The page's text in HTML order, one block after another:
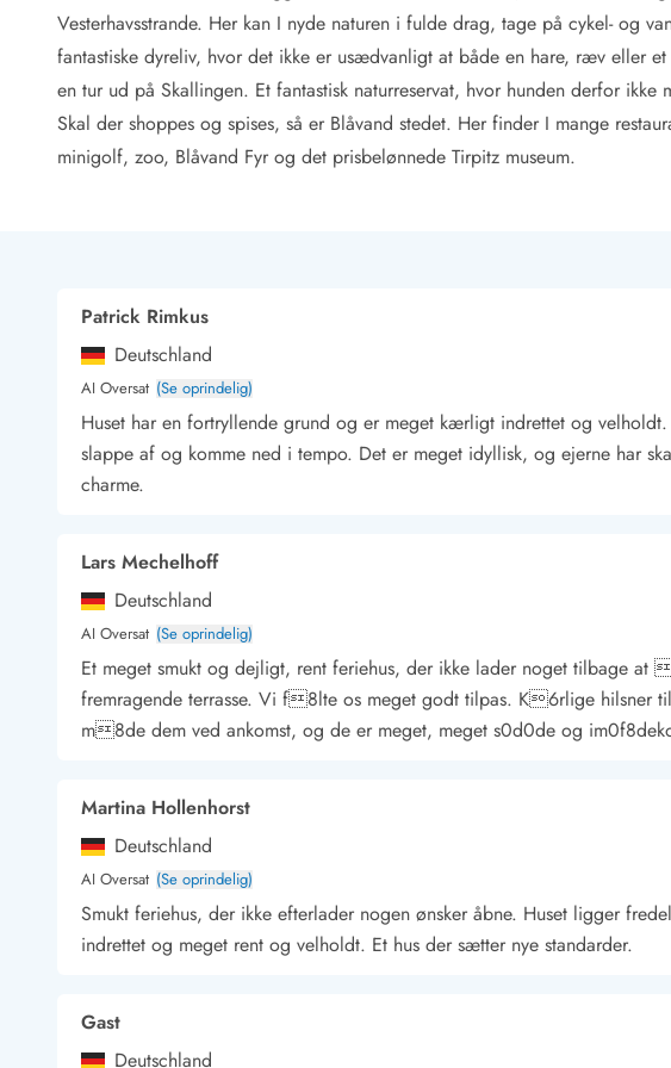
Rav - find det selv langs Vesterhavet
Indendørs legelande
Zoologiske haver og dyreparker
Sportsaktiviteter
Lystfiskeri på Vestkysten
Bowling
Rideskoler/Ponyridning
Vandring langs Vestkysten
Vandski for hele familien
Sejlads langs Vestkysten
Kulturaktiviteter
Historiske museer
Kunsthåndværk og gallerier
Kulinariske oplevelser
Sandskulpturfestival
Hold jul i sommerhuset
Vikingetiden i Danmark
Kontakt, åbningstider og døgnvagt
Feriehusudlejning siden 1965
Bæredygtighed
Gæsterne siger
Nyhedsbrev
Sponsorater - Esmark støtter
Persondata- og cookiepolitik
Vesterhavsstrande. Her kan I nyde naturen i fulde drag, tage på cykel- og
fantastiske dyreliv, hvor det ikke er usædvanligt at både en hare, ræv eller
en tur ud på Skallingen. Et fantastisk naturreservat, hvor hunden derfor ikke
Skal der shoppes og spises, så er Blåvand stedet. Her finder I mange
minigolf, zoo, Blåvand Fyr og det prisbelønnede Tirpitz museum.
Patrick Rimkus
Deutschland
AI Oversat (Se oprindelig)
Huset har en fortryllende grund og er meget kærligt indrettet og
slappe af og komme ned i tempo. Det er meget idyllisk, og ejerne har
charme.
Lars Mechelhoff
Deutschland
AI Oversat (Se oprindelig)
Et meget smukt og dejligt, rent feriehus, der ikke lader noget tilbage at
fremragende terrasse. Vi f8lte os meget godt tilpas. K6rlige hilsner
m8de dem ved ankomst, og de er meget, meget s0d0de og
Martina Hollenhorst
Deutschland
AI Oversat (Se oprindelig)
Smukt feriehus, der ikke efterlader nogen ønsker åbne. Huset ligger
indrettet og meget rent og velholdt. Et hus der sætter nye standarder.
Gast
Deutschland